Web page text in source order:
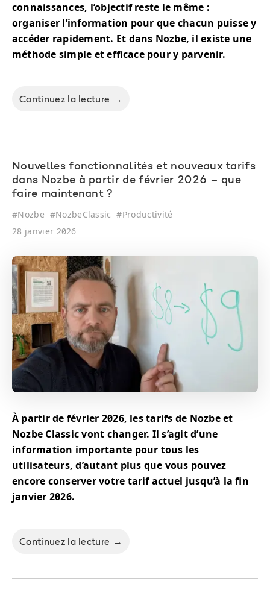
connaissances, l’objectif reste le même :
organiser l’information pour que chacun puisse y
accéder rapidement. Et dans Nozbe, il existe une
méthode simple et efficace pour y parvenir.
Continuez la lecture →
Nouvelles fonctionnalités et nouveaux tarifs
dans Nozbe à partir de février 2026 – que
faire maintenant ?
#Nozbe #NozbeClassic #Productivité
28 janvier 2026
À partir de février 2026, les tarifs de Nozbe et
Nozbe Classic vont changer. Il s’agit d’une
information importante pour tous les
utilisateurs, d’autant plus que vous pouvez
encore conserver votre tarif actuel jusqu’à la fin
janvier 2026.
Continuez la lecture →